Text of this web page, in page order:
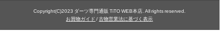
Copyright(C)2023 ダーツ専門通販 TiTO WEB本店. All rights reserved.
お買物ガイド /古物営業法に基づく表示